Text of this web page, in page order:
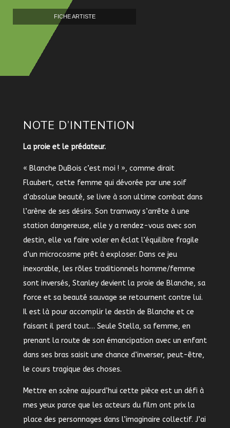
FICHE ARTISTE
NOTE D’INTENTION
La proie et le prédateur.
« Blanche DuBois c’est moi ! », comme dirait
Flaubert, cette femme qui dévorée par une soif
d’absolue beauté, se livre à son ultime combat dans
l’arène de ses désirs. Son tramway s’arrête à une
station dangereuse, elle y a rendez-vous avec son
destin, elle va faire voler en éclat l’équilibre fragile
d’un microcosme prêt à exploser. Dans ce jeu
inexorable, les rôles traditionnels homme/femme
sont inversés, Stanley devient la proie de Blanche, sa
force et sa beauté sauvage se retournent contre lui.
Il est là pour accomplir le destin de Blanche et ce
faisant il perd tout… Seule Stella, sa femme, en
prenant la route de son émancipation avec un enfant
dans ses bras saisit une chance d’inverser, peut-être,
le cours tragique des choses.
Mettre en scène aujourd’hui cette pièce est un défi à
mes yeux parce que les acteurs du film ont prix la
place des personnages dans l’imaginaire collectif. J’ai